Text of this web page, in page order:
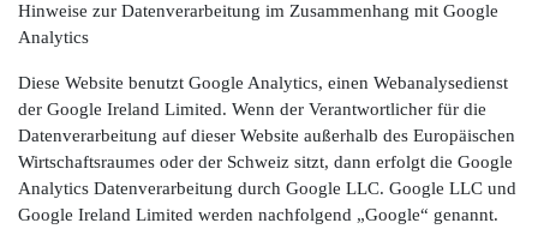
Hinweise zur Datenverarbeitung im Zusammenhang mit Google
Analytics
Diese Website benutzt Google Analytics, einen Webanalysedienst
der Google Ireland Limited. Wenn der Verantwortlicher für die
Datenverarbeitung auf dieser Website außerhalb des Europäischen
Wirtschaftsraumes oder der Schweiz sitzt, dann erfolgt die Google
Analytics Datenverarbeitung durch Google LLC. Google LLC und
Google Ireland Limited werden nachfolgend „Google“ genannt.